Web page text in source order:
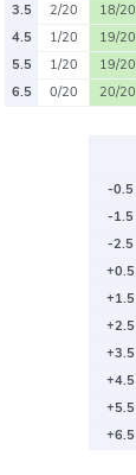
3.5
2/20
18/20
4.5
1/20
19/20
5.5
1/20
19/20
6.5
0/20 20/20
-0.5
-1.5
-2.5
+0.5
+1.5
+2.5
+3.5
+4.5
+5.5
+6.5